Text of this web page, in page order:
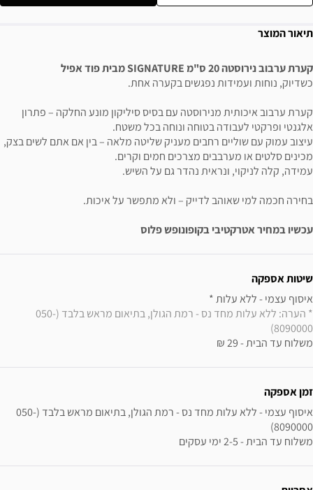
תיאור המוצר
קערת ערבוב נירוסטה 20 ס"מ SIGNATURE מבית פוד אפיל
כשדיוק, נוחות ועמידות נפגשים בקערה אחת.
קערת ערבוב איכותית מנירוסטה עם בסיס סיליקון מונע החלקה – פתרון
אלגנטי ופרקטי לעבודה בטוחה ונוחה בכל משטח.
עיצוב עמוק עם שוליים רחבים מעניק שליטה מלאה – בין אם אתם לשים בצק,
מכינים סלטים או מערבבים מצרכים חמים וקרים.
עמידה, קלה לניקוי, ונראית נהדר גם על השיש.
בחירה חכמה למי שאוהב לדייק – ולא מתפשר על איכות.
עכשיו במחיר אטרקטיבי בקופונופש פלוס
שיטות אספקה
איסוף עצמי - ללא עלות *
* הערה: ללא עלות מחד נס - רמת הגולן, בתיאום מראש בלבד (050-
8090000)
משלוח עד הבית - 29 ₪
זמן אספקה
איסוף עצמי - ללא עלות מחד נס - רמת הגולן, בתיאום מראש בלבד (050-
משלוח עד הבית - 2-5 ימי עסקים